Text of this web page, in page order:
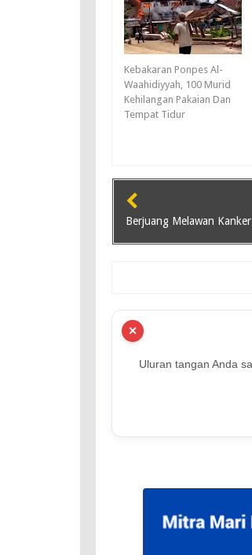
Kebakaran Ponpes Al-
Waahidiyyah, 100 Murid
Kehilangan Pakaian Dan
Tempat Tidur
Berjuang Melawan Kanker
✕
Uluran tangan Anda